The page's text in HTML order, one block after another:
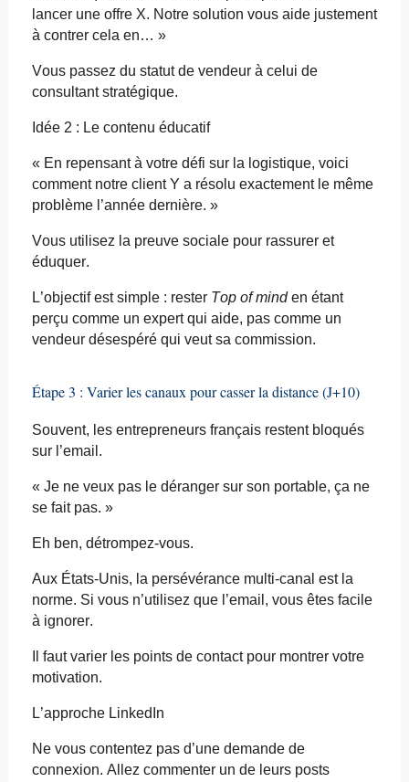
lancer une offre X. Notre solution vous aide justement
à contrer cela en… »
Vous passez du statut de vendeur à celui de
consultant stratégique.
Idée 2 : Le contenu éducatif
« En repensant à votre défi sur la logistique, voici
comment notre client Y a résolu exactement le même
problème l’année dernière. »
Vous utilisez la preuve sociale pour rassurer et
éduquer.
L’objectif est simple : rester Top ofminden étant
perçu comme un expert qui aide, pas comme un
vendeur désespéré qui veut sa commission.
Étape 3 : Varier les canaux pour casser la distance (J+10)
Souvent, les entrepreneurs français restent bloqués
sur l’email .
« Je ne veux pas le déranger sur son portable, ça ne
se fait pas. »
Eh ben, détrompez-vous.
Aux États-Unis, la persévérance multi-canal est la
norme. Si vous n’utilisez que l’email , vous êtes facile
à ignorer.
Il faut varier les points de contact pour montrer votre
motivation.
L’approche LinkedIn
Ne vous contentez pas d’une demande de
connexion. Allez commenter un de leurs posts